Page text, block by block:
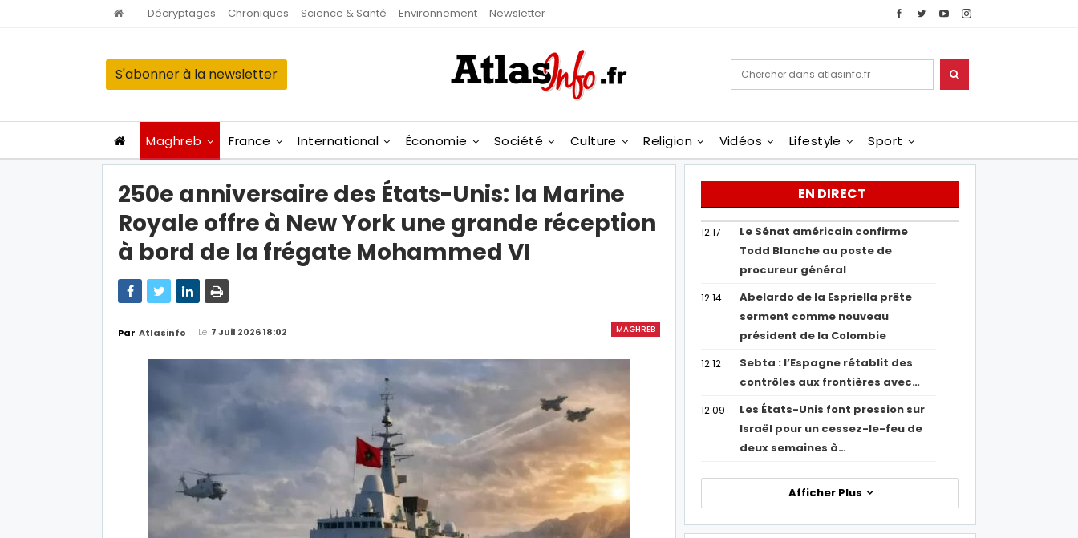
Décryptages Chroniques Science & Santé Environnement Newsletter
S'abonner à la newsletter
Maghreb France International Économie Société Culture Religion Vidéos Lifestyle Sport
250e anniversaire des États-Unis: la Marine
Royale offre à New York une grande réception
à bord de la frégate Mohammed VI
MAGHREB
Par Atlasinfo Le 7 Juil 2026 18:02
EN DIRECT
12:17
Le Sénat américain confirme
Todd Blanche au poste de
procureur général
12:14
Abelardo de la Espriella prête
serment comme nouveau
président de la Colombie
12:12
Sebta : l’Espagne rétablit des
contrôles aux frontières avec…
12:09
Les États-Unis font pression sur
Israël pour un cessez-le-feu de
deux semaines à…
Afficher Plus